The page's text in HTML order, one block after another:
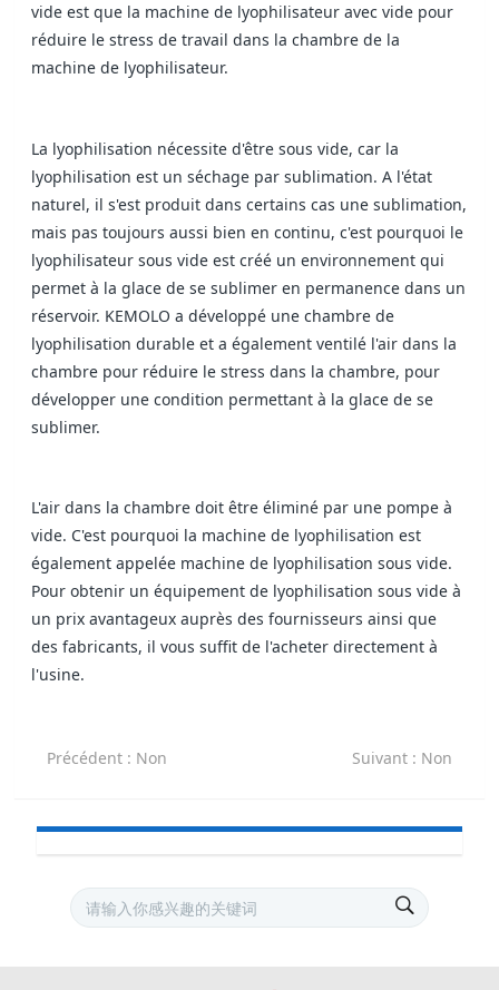
vide est que la machine de lyophilisateur avec vide pour
réduire le stress de travail dans la chambre de la
machine de lyophilisateur.
La lyophilisation nécessite d'être sous vide, car la
lyophilisation est un séchage par sublimation. A l'état
naturel, il s'est produit dans certains cas une sublimation,
mais pas toujours aussi bien en continu, c'est pourquoi le
lyophilisateur sous vide est créé un environnement qui
permet à la glace de se sublimer en permanence dans un
réservoir. KEMOLO a développé une chambre de
lyophilisation durable et a également ventilé l'air dans la
chambre pour réduire le stress dans la chambre, pour
développer une condition permettant à la glace de se
sublimer.
L'air dans la chambre doit être éliminé par une pompe à
vide. C'est pourquoi la machine de lyophilisation est
également appelée machine de lyophilisation sous vide.
Pour obtenir un équipement de lyophilisation sous vide à
un prix avantageux auprès des fournisseurs ainsi que
des fabricants, il vous suffit de l'acheter directement à
l'usine.
Précédent : Non Suivant : Non